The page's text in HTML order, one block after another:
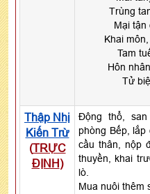
Trùng
Mại tận
Khai
Tam
Hôn
Tử
Thập Nhị
Kiến Trừ
(TRỰC
ĐỊNH)
Động thổ,
phòng Bếp,
cầu thân, nộp
thuyền, khai
lò.
Mua nuôi thêm